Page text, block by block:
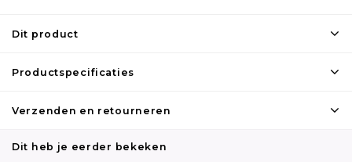
Dit product
Productspecificaties
Verzenden en retourneren
Dit heb je eerder bekeken